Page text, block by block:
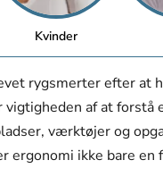
Kvinder
rygsmerter efter at
af at
værktøjer og
ergonomi ikke bare